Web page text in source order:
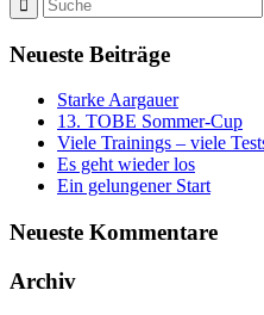
Neueste Beiträge
Starke Aargauer
13. TOBE Sommer-Cup
Viele Trainings – viele
Es geht wieder los
Ein gelungener Start
Neueste Kommentare
Archiv